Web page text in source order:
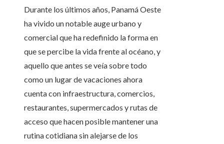
Durante los últimos años, Panamá Oeste
ha vivido un notable auge urbano y
comercial que ha redefinido la forma en
que se percibe la vida frente al océano, y
aquello que antes se veía sobre todo
como un lugar de vacaciones ahora
cuenta con infraestructura, comercios,
restaurantes, supermercados y rutas de
acceso que hacen posible mantener una
rutina cotidiana sin alejarse de los